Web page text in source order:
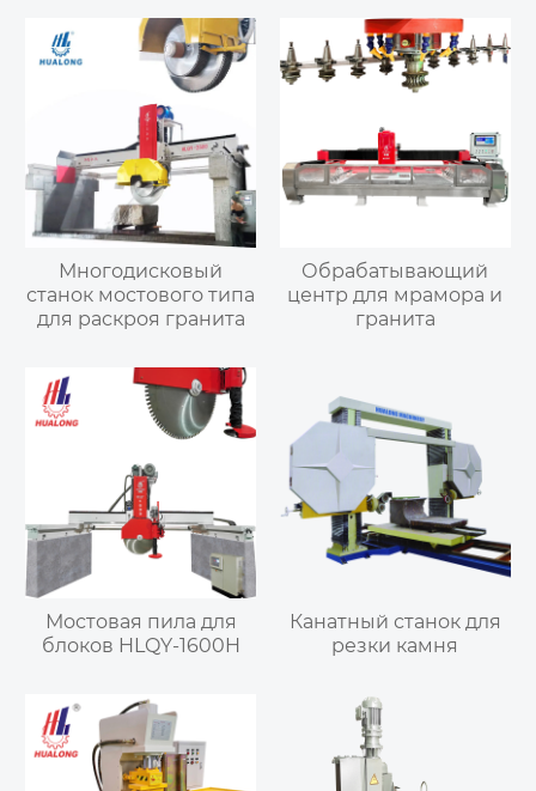
Многодисковый
станок мостового типа
для раскроя гранита
Обрабатывающий
центр для мрамора и
гранита
Мостовая пила для
блоков HLQY-1600H
Канатный станок для
резки камня